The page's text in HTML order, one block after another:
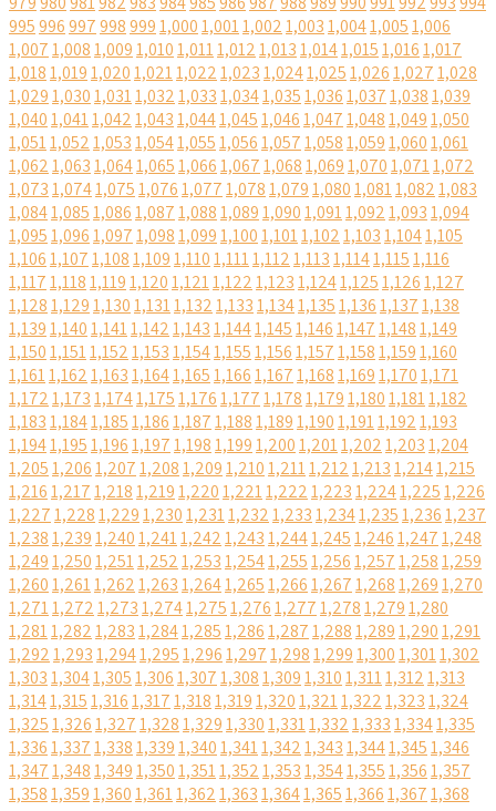
9959969979989991,0001,0011,0021,0031,0041,0051,006
1,0071,0081,0091,0101,0111,0121,0131,0141,0151,0161,017
1,0181,0191,0201,0211,0221,0231,0241,0251,0261,0271,028
1,0291,0301,0311,0321,0331,0341,0351,0361,0371,0381,039
1,0401,0411,0421,0431,0441,0451,0461,0471,0481,0491,050
1,0511,0521,0531,0541,0551,0561,0571,0581,0591,0601,061
1,0621,0631,0641,0651,0661,0671,0681,0691,0701,0711,072
1,0731,0741,0751,0761,0771,0781,0791,0801,0811,0821,083
1,0841,0851,0861,0871,0881,0891,0901,0911,0921,0931,094
1,0951,0961,0971,0981,0991,1001,1011,1021,1031,1041,105
1,1061,1071,1081,1091,1101,1111,1121,1131,1141,1151,116
1,1171,1181,1191,1201,1211,1221,1231,1241,1251,1261,127
1,1281,1291,1301,1311,1321,1331,1341,1351,1361,1371,138
1,1391,1401,1411,1421,1431,1441,1451,1461,1471,1481,149
1,1501,1511,1521,1531,1541,1551,1561,1571,1581,1591,160
1,1611,1621,1631,1641,1651,1661,1671,1681,1691,1701,171
1,1721,1731,1741,1751,1761,1771,1781,1791,1801,1811,182
1,1831,1841,1851,1861,1871,1881,1891,1901,1911,1921,193
1,1941,1951,1961,1971,1981,1991,2001,2011,2021,2031,204
1,2051,2061,2071,2081,2091,2101,2111,2121,2131,2141,215
1,2161,2171,2181,2191,2201,2211,2221,2231,2241,2251,226
1,2271,2281,2291,2301,2311,2321,2331,2341,2351,2361,237
1,2381,2391,2401,2411,2421,2431,2441,2451,2461,2471,248
1,2491,2501,2511,2521,2531,2541,2551,2561,2571,2581,259
1,2601,2611,2621,2631,2641,2651,2661,2671,2681,2691,270
1,2711,2721,2731,2741,2751,2761,2771,2781,2791,280
1,2811,2821,2831,2841,2851,2861,2871,2881,2891,2901,291
1,2921,2931,2941,2951,2961,2971,2981,2991,3001,3011,302
1,3031,3041,3051,3061,3071,3081,3091,3101,3111,3121,313
1,3141,3151,3161,3171,3181,3191,3201,3211,3221,3231,324
1,3251,3261,3271,3281,3291,3301,3311,3321,3331,3341,335
1,3361,3371,3381,3391,3401,3411,3421,3431,3441,3451,346
1,3471,3481,3491,3501,3511,3521,3531,3541,3551,3561,357
1,3581,3591,3601,3611,3621,3631,3641,3651,3661,3671,368